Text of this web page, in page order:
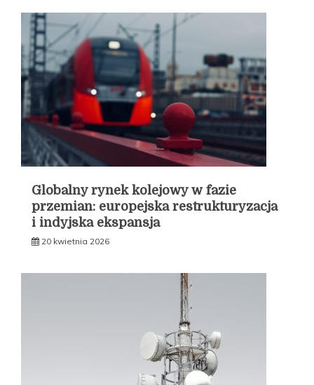
Globalny rynek kolejowy w fazie
przemian: europejska restrukturyzacja
i indyjska ekspansja
20 kwietnia 2026